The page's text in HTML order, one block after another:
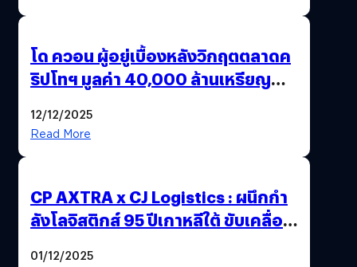
โด ควอน ผู้อยู่เบื้องหลังวิกฤตตลาดค
ริปโทฯ มูลค่า 40,000 ล้านเหรียญ
12/12/2025
Read More
CP AXTRA x CJ Logistics : ผนึกกำ
ลังโลจิสติกส์ 95 ปีเกาหลีใต้ ขับเคลื่อน
01/12/2025